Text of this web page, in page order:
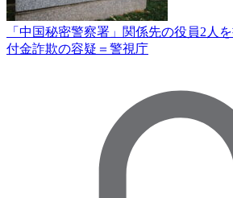
「中国秘密警察署」関係先の役員2人
付金詐欺の容疑＝警視庁